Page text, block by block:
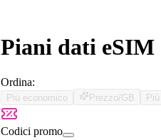
Piani dati eSIM
Ordina:
Più economico Prezzo/GB
Codici promo